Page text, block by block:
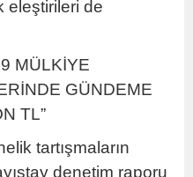
eleştirileri de
MÜLKİYE
GÜNDEME
TL”
tartışmaların
denetim raporu